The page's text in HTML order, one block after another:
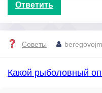
Ответить
Советы
Какой рыболовный